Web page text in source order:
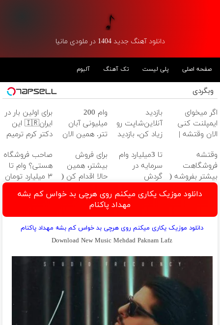
دانلود آهنگ جدید 1404 در ملودی مانیا
صفحه اصلی پلی لیست تک آهنگ آلبوم
وبگردی
اگر میخوای
ایمپلنت کنی
الان وقتشه |
میلیون تومان!!!
بازدید
آنلاین‌شاپت رو
زیاد کن، بازدید
بیشتر
وام 200
میلیونی آبان
تتر. همین الان
برای اولین بار در
ایران🇮🇷 این
دکتر کرم ترمیم
ساخت!
وقتشه
فروشگاهت
بیشتر بفروشه (
همین الان ثبت
نام کن )
تا 3میلیارد وام
سرمایه در
گردش
فروشگاهت رو
برای فروش
بیشتر، همین
حالا اقدام کن (
صاحب فروشگاه
هستی؟ وام تا
۳ میلیارد تومان
دانلود موزیک یکاری میکنم روی هرچی بد خواس کم بشه
مهداد پاکنام
دانلود موزیک یکاری میکنم روی هرچی بد خواس کم بشه مهداد پاکنام
Download New Music Mehdad Paknam Lafz